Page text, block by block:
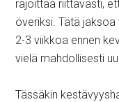
rajoittaa riittävästi,
överiksi. Tätä
2-3 viikkoa ennen
vielä mahdollisesti
Tässäkin